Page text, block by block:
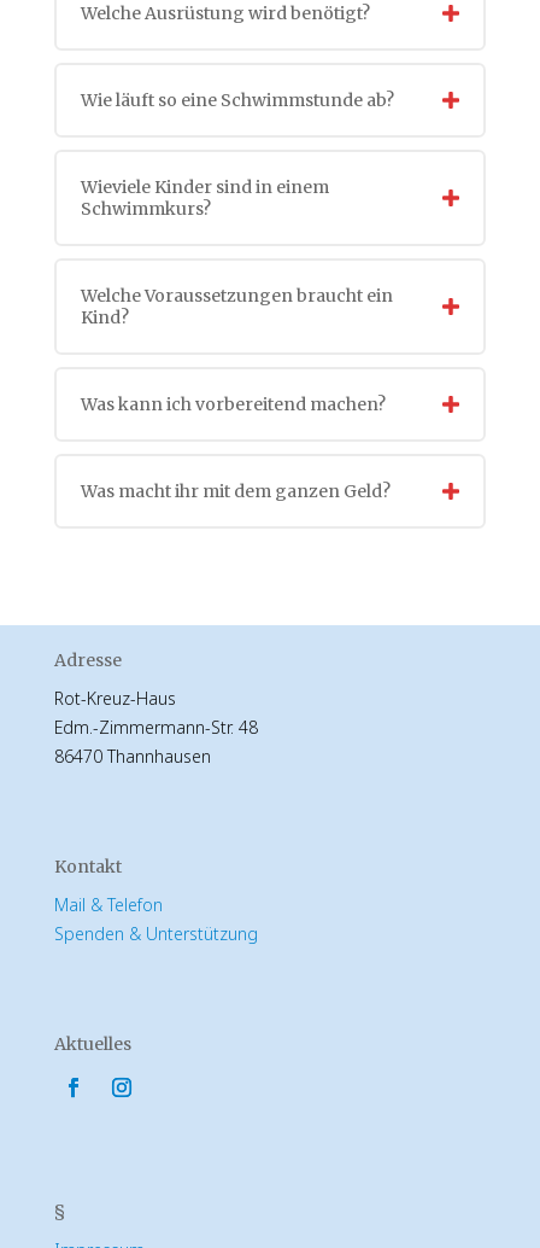
Welche Ausrüstung wird benötigt?
Wie läuft so eine Schwimmstunde ab?
Wieviele Kinder sind in einem
Schwimmkurs?
Welche Voraussetzungen braucht ein
Kind?
Was kann ich vorbereitend machen?
Was macht ihr mit dem ganzen Geld?
Adresse
Rot-Kreuz-Haus
Edm.-Zimmermann-Str. 48
86470 Thannhausen
Kontakt
Mail & Telefon
Spenden & Unterstützung
Aktuelles
§